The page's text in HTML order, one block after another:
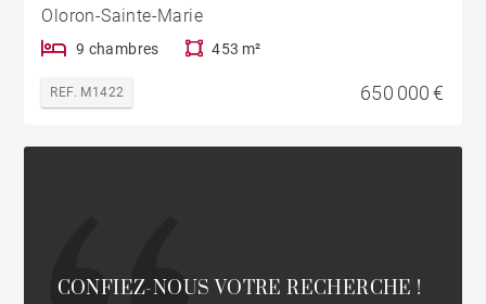
Oloron-Sainte-Marie
9 chambres 453 m²
REF. M1422 650 000 €
CONFIEZ-NOUS VOTRE RECHERCHE !